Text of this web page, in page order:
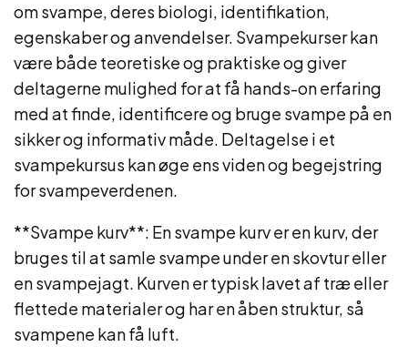
om svampe, deres biologi, identifikation,
egenskaber og anvendelser. Svampekurser kan
være både teoretiske og praktiske og giver
deltagerne mulighed for at få hands-on erfaring
med at finde, identificere og bruge svampe på en
sikker og informativ måde. Deltagelse i et
svampekursus kan øge ens viden og begejstring
for svampeverdenen.
**Svampe kurv**: En svampe kurv er en kurv, der
bruges til at samle svampe under en skovtur eller
en svampejagt. Kurven er typisk lavet af træ eller
flettede materialer og har en åben struktur, så
svampene kan få luft.